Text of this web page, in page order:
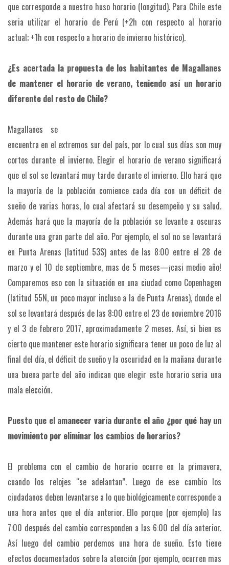
que corresponde a nuestro huso horario (longitud). Para Chile este
seria utilizar el horario de Perú (+2h con respecto al horario
actual; +1h con respecto a horario de invierno histórico).
¿Es acertada la propuesta de los habitantes de Magallanes
de mantener el horario de verano, teniendo así un horario
diferente del resto de Chile?
Magallanes se
encuentra en el extremos sur del país, por lo cual sus días son muy
cortos durante el invierno. Elegir el horario de verano significará
que el sol se levantará muy tarde durante el invierno. Ello hará que
la mayoría de la población comience cada día con un déficit de
sueño de varias horas, lo cual afectará su desempeño y su salud.
Además hará que la mayoría de la población se levante a oscuras
durante una gran parte del año. Por ejemplo, el sol no se levantará
en Punta Arenas (latitud 53S) antes de las 8:00 entre el 28 de
marzo y el 10 de septiembre, mas de 5 meses—¡casi medio año!
Comparemos eso con la situación en una ciudad como Copenhagen
(latitud 55N, un poco mayor incluso a la de Punta Arenas), donde el
sol se levantará después de las 8:00 entre el 23 de noviembre 2016
y el 3 de febrero 2017, aproximadamente 2 meses. Así, si bien es
cierto que mantener este horario significara tener un poco de luz al
final del día, el déficit de sueño y la oscuridad en la mañana durante
una buena parte del año indican que elegir este horario seria una
mala elección.
Puesto que el amanecer varia durante el año ¿por qué hay un
movimiento por eliminar los cambios de horarios?
El problema con el cambio de horario ocurre en la primavera,
cuando los relojes “se adelantan”. Luego de ese cambio los
ciudadanos deben levantarse a lo que biológicamente corresponde a
una hora antes que el día anterior. Ello porque (por ejemplo) las
7:00 después del cambio corresponden a las 6:00 del día anterior.
Así luego del cambio perdemos una hora de sueño. Esto tiene
efectos documentados sobre la atención (por ejemplo, ocurren mas